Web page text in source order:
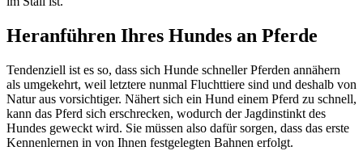
Heranführen Ihres Hundes an Pferde
Tendenziell ist es so, dass sich Hunde schneller Pferden annähern
als umgekehrt, weil letztere nunmal Fluchttiere sind und deshalb von
Natur aus vorsichtiger. Nähert sich ein Hund einem Pferd zu schnell,
kann das Pferd sich erschrecken, wodurch der Jagdinstinkt des
Hundes geweckt wird. Sie müssen also dafür sorgen, dass das erste
Kennenlernen in von Ihnen festgelegten Bahnen erfolgt.